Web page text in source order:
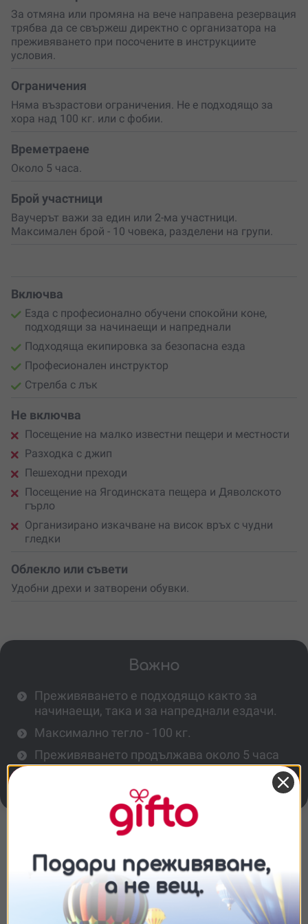
към деня. Това е чудесна възможност да изпробваш
нещо ново и да усетиш тръпката от древното изкуство
на стрелбата.
Подари си преживяване
близък човекс ваучер за ден, изпълнен със свобода,
красиви гледки и незабравими спомени сред
Родопите.
За отмяна или промяна на вече направена резервация
трябва да се свържеш директно с организатора на
преживяването при посочените в инструкциите
условия.
Ограничения
Няма възрастови ограничения. Не е подходящо за
хора над 100 кг. или с фобии.
Времетраене
Около 5 часа.
Брой участници
Ваучерът важи за един или 2-ма участници.
Максимален брой - 10 човека, разделени на групи.
Включва
Езда с професионално обучени спокойни коне,
подходящи за начинаещи и напреднали
Подходяща екипировка за безопасна езда
Професионален инструктор
Стрелба с лък
Не включва
Посещение на малко известни пещери и местности
Разходка с джип
Пешеходни преходи
Посещение на Ягодинската пещера и Дяволското
гърло
Организирано изкачване на висок връх с чудни
гледки
Облекло или съвети
Удобни дрехи и затворени обувки.
Важно
Преживяването е подходящо както за
начинаещи, така и за напреднали ездачи.
Максимално тегло - 100 кг.
Преживяването продължава около 5 часа
и се провежда с предварителна
Необходим ли е опит в ездата?
Колко време продължава преходът?
Съгласие Подробности Относно